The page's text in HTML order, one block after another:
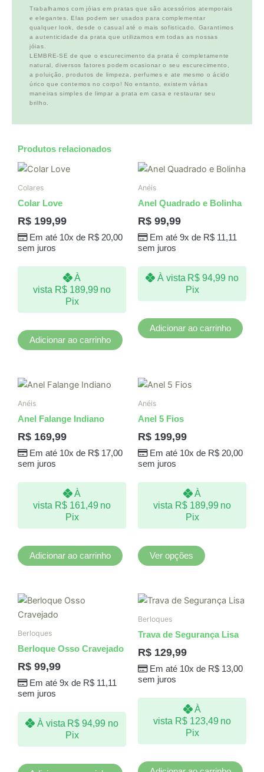
Trabalhamos com jóias em pratas que são acessórios atemporais
e elegantes. Elas podem ser usados para complementar
qualquer look, desde o casual até o mais sofisticado. Garantimos
a autenticidade da prata que utilizamos em todas as nossas
jóias.
LEMBRE-SE de que o escurecimento da prata é completamente
natural, diversos fatores podem ocasionar o seu escurecimento,
a poluição, produtos de limpeza, perfumes e ate mesmo o ácido
úrico que contemos no corpo! No entanto, existem várias
maneiras simples de limpar a prata em casa e restaurar seu
brilho.
Produtos relacionados
Colares
Colar Love
R$ 199,99
Em até 10x de R$20,00
sem juros
À
vista R$189,99 no
Pix
Adicionar ao carrinho
Anéis
Anel Quadrado e Bolinha
R$ 99,99
Em até 9x de R$11,11
sem juros
À vista R$ 94,99 no
Pix
Adicionar ao carrinho
Anéis
Anel Falange Indiano
R$ 169,99
Em até 10x de R$17,00
sem juros
À
vista R$161,49 no
Pix
Adicionar ao carrinho
Anéis
Anel 5 Fios
R$ 199,99
Em até 10x de R$20,00
sem juros
À
vista R$189,99 no
Pix
Ver opções
As
podem
escolhidas
do
Berloques
Berloque Osso Cravejado
R$ 99,99
Em até 9x de R$11,11
sem juros
À vista R$ 94,99 no
Pix
Berloques
Trava de Segurança Lisa
R$ 129,99
Em até 10x de R$13,00
sem juros
À
vista R$123,49 no
Pix